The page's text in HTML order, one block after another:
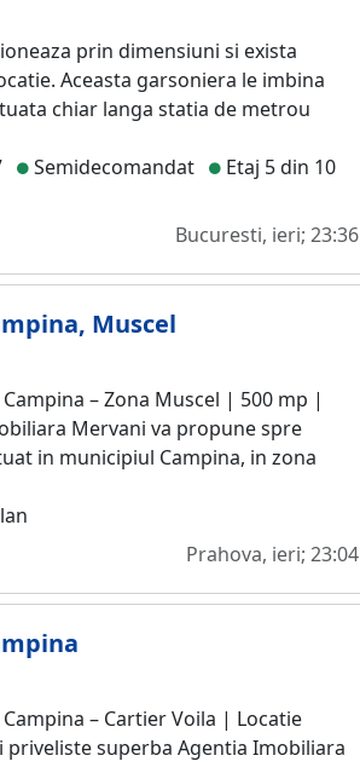
prin dimensiuni si exista
Aceasta garsoniera le imbina
chiar langa statia de metrou
Semidecomandat Etaj 5 din 10
Bucuresti, ieri; 23:36
Muscel
– Zona Muscel | 500 mp |
Mervani va propune spre
in municipiul Campina, in zona
Prahova, ieri; 23:04
– Cartier Voila | Locatie
superba Agentia Imobiliara